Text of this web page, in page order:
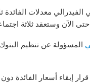
وستعقد ثلاثة
المسؤولة عن تنظيم
إبقاء أسعار الفائدة